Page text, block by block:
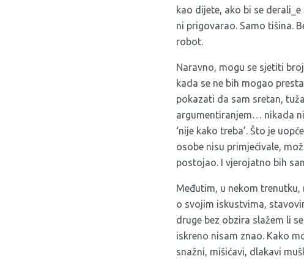
kao dijete, ako bi se
ni prigovarao. Samo tišina.
robot.
Naravno, mogu se sjetiti
kada se ne bih mogao
pokazati da sam sretan,
argumentiranjem… nikada
‘nije kako treba’. Što je
osobe nisu primjećivale,
postojao. I vjerojatno bih
Međutim, u nekom trenutku,
o svojim iskustvima,
druge bez obzira slažem li
iskreno nisam znao. Kako
snažni, mišićavi, dlakavi